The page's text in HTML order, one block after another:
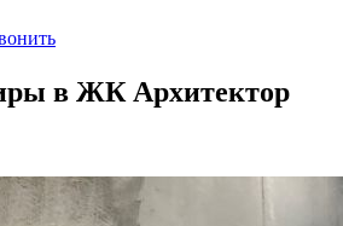
в ЖК Архитектор